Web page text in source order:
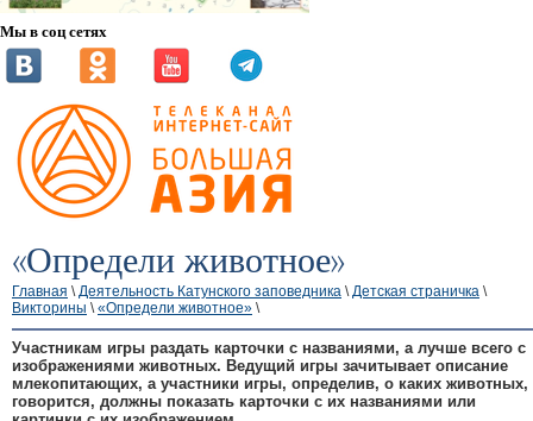
Мы в соц сетях
«Определи животное»
Главная \Деятельность Катунского заповедника \Детская страничка \
Викторины \«Определи животное» \
Участникам игры раздать карточки с названиями, а лучше всего с
изображениями животных. Ведущий игры зачитывает описание
млекопитающих, а участники игры, определив, о каких животных,
говорится, должны показать карточки с их названиями или